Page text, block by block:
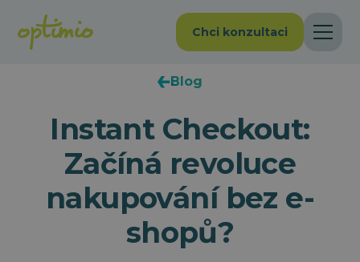
Chci konzultaci
Blog
Instant Checkout:
Začíná revoluce
nakupování bez e-
shopů?